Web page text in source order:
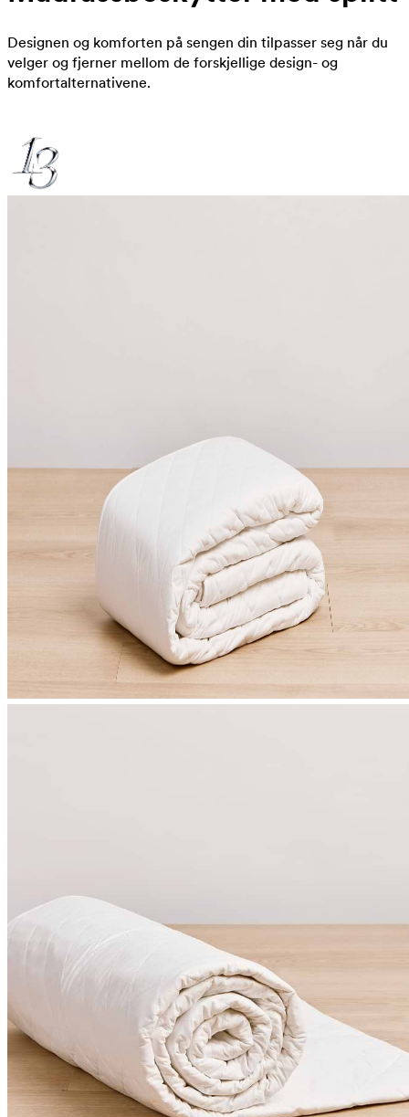
Designen og komforten på sengen din tilpasser seg når du
velger og fjerner mellom de forskjellige design- og
komfortalternativene.